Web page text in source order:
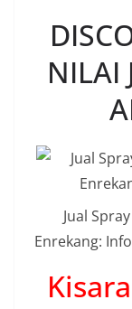
NILAI
Jual
Enrekang: